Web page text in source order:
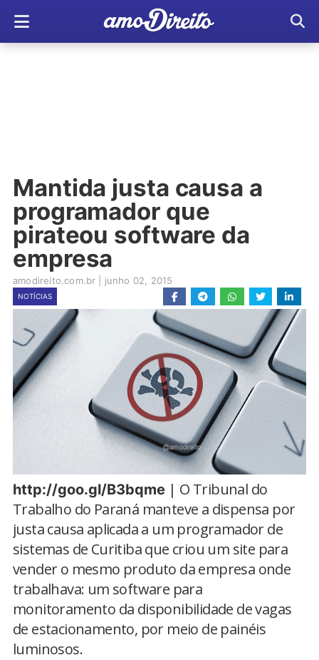
Mantida justa causa a
programador que
pirateou software da
empresa
amodireito.com.br junho 02, 2015
NOTÍCIAS
http://goo.gl/B3bqme | O Tribunal do
Trabalho do Paraná manteve a dispensa por
justa causa aplicada a um programador de
sistemas de Curitiba que criou um site para
vender o mesmo produto da empresa onde
trabalhava: um software para
monitoramento da disponibilidade de vagas
de estacionamento, por meio de painéis
luminosos.